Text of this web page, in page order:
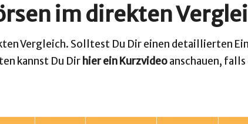
im direkten
Vergleich. Solltest Du Dir einen detaillierten
kannst Du Dir hier ein Kurzvideoanschauen,